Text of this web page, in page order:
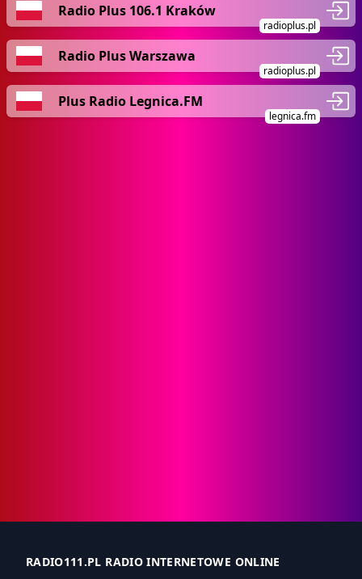
Radio Plus 106.1 Kraków
radioplus.pl
Radio Plus Warszawa
radioplus.pl
Plus Radio Legnica.FM
legnica.fm
RADIO111.PL RADIO INTERNETOWE ONLINE